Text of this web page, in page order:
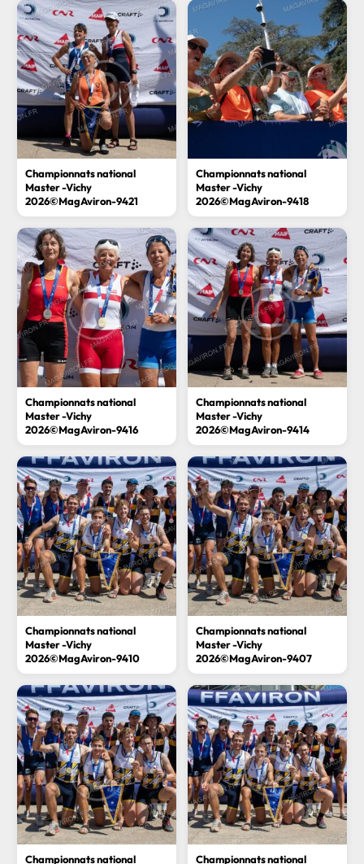
Championnats national
Master -Vichy
2026©MagAviron-9421
Championnats national
Master -Vichy
2026©MagAviron-9418
Championnats national
Master -Vichy
2026©MagAviron-9416
Championnats national
Master -Vichy
2026©MagAviron-9414
Championnats national
Master -Vichy
2026©MagAviron-9410
Championnats national
Master -Vichy
2026©MagAviron-9407
Championnats national
Championnats national